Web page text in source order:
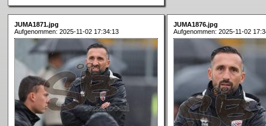
JUMA1871.jpg
Aufgenommen: 2025-11-02 17:34:13
JUMA1876.jpg
Aufgenommen: 2025-11-02